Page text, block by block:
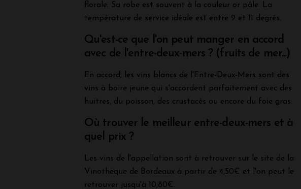
florale. Sa robe est souvent à la couleur or pâle. La
température de service idéale est entre 9 et 11 degrés.
Qu'est-ce que l'on peut manger en accord
avec de l'entre-deux-mers ? (fruits de mer...)
En accord, les vins blancs de l'Entre-Deux-Mers sont des
vins à boire jeune qui s'accordent parfaitement avec des
huitres, du poisson, des crustacés ou encore du foie gras.
Où trouver le meilleur entre-deux-mers et à
quel prix ?
Les vins de l'appellation sont à retrouver sur le site de la
Vinothèque de Bordeaux à partir de 4,50€ et l'on peut le
retrouver jusqu'à 10,80€.